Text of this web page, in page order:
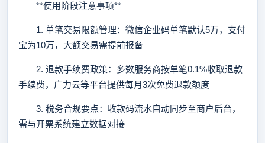
**使用阶段注意事项**
1. 单笔交易限额管理：微信企业码单笔默认5万，支付
宝为10万，大额交易需提前报备
2. 退款手续费政策：多数服务商按单笔0.1%收取退款
手续费，广力云等平台提供每月3次免费退款额度
3. 税务合规要点：收款码流水自动同步至商户后台，
需与开票系统建立数据对接